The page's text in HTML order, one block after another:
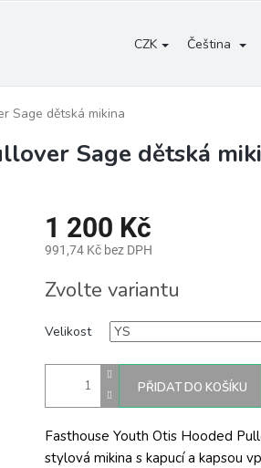
CZK Čeština
Sage dětská mikina
Sage dětská
1 200 Kč
991,74 Kč bez DPH
cena:
Zvolte variantu
Velikost
PŘIDAT DO KOŠÍKU
Fasthouse Youth Otis Hooded
stylová mikina s kapucí a kapsou